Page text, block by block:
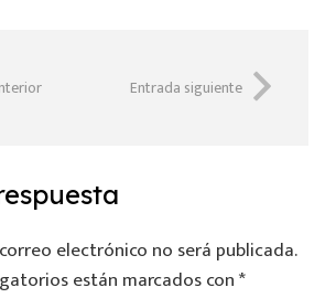
Entrada siguiente
electrónico no será publicada.
están marcados con*